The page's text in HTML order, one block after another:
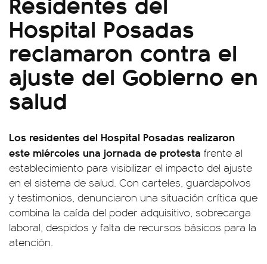
Hospital Posadas
reclamaron contra el
ajuste del Gobierno en
salud
Los residentes del Hospital Posadas realizaron
este miércoles una jornada de protesta frente al
establecimiento para visibilizar el impacto del ajuste
en el sistema de salud. Con carteles, guardapolvos
y testimonios, denunciaron una situación crítica que
combina la caída del poder adquisitivo, sobrecarga
laboral, despidos y falta de recursos básicos para la
atención.